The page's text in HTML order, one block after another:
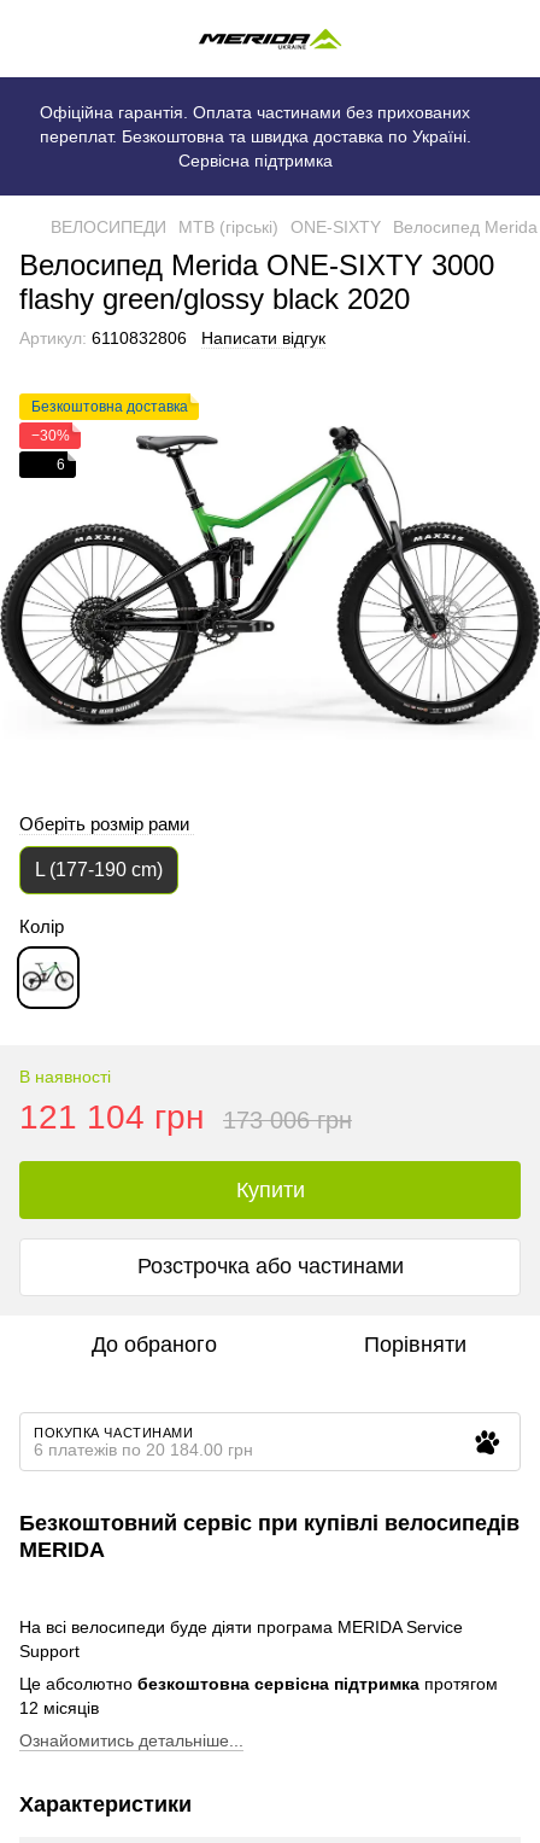
Офіційна гарантія. Оплата частинами без прихованих
переплат. Безкоштовна та швидка доставка по Україні.
Сервісна підтримка
ВЕЛОСИПЕДИ MTB (гірські) ONE-SIXTY Велосипед
Велосипед Merida ONE-SIXTY 3000
flashy green/glossy black 2020
Артикул: 6110832806 Написати відгук
Безкоштовна доставка
−30%
6
Оберіть розмір рами
L (177-190 cm)
Колір
В наявності
121 104 грн 173 006 грн
Купити
Розстрочка або частинами
До обраного Порівняти
ПОКУПКА ЧАСТИНАМИ
6 платежів по 20 184.00 грн
Безкоштовний сервіс при купівлі велосипедів
MERIDA
На всі велосипеди буде діяти програма MERIDA Service
Support
Це абсолютно безкоштовна сервісна підтримка протягом
12 місяців
Ознайомитись детальніше...
Характеристики